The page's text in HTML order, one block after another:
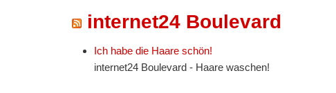
internet24 Boulevard
Ich habe die Haare schön!
internet24 Boulevard - Haare waschen!